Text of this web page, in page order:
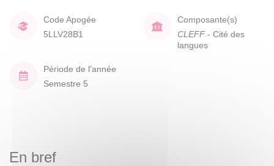
Code Apogée
5LLV28B1
Composante(s)
CLEFF - Cité des
langues
Période de l'année
Semestre 5
En bref